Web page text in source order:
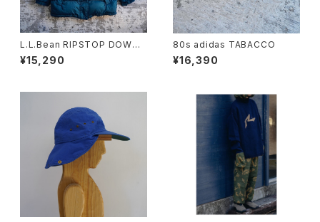
L.L.Bean RIPSTOP DOWN
JACKET
¥15,290
80s adidas TABACCO
¥16,390